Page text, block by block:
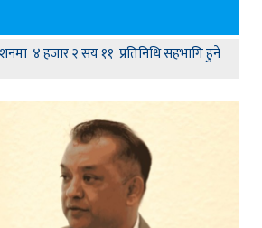
४ हजार २ सय ११ प्रतिनिधि सहभागि हुने